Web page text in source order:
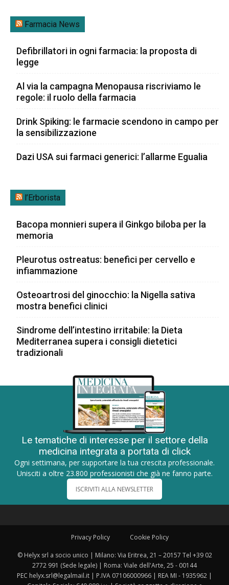
Farmacia News
Defibrillatori in ogni farmacia: la proposta di
legge
Al via la campagna Menopausa riscriviamo le
regole: il ruolo della farmacia
Drink Spiking: le farmacie scendono in campo per
la sensibilizzazione
Dazi USA sui farmaci generici: l’allarme Egualia
l’Erborista
Bacopa monnieri supera il Ginkgo biloba per la
memoria
Pleurotus ostreatus: benefici per cervello e
infiammazione
Osteoartrosi del ginocchio: la Nigella sativa
mostra benefici clinici
Sindrome dell’intestino irritabile: la Dieta
Mediterranea supera i consigli dietetici
tradizionali
Le tematiche di interesse per il settore della
medicina integrata a portata di click
Ogni settimana, per supportare la tua crescita professionale.
Unisciti a oltre 23.800 professionisti che già ne fanno parte.
ISCRIVITI ALLA NEWSLETTER
Privacy Policy Cookie Policy
© Helyx srl a socio unico | Milano: Via Eritrea, 21 – 20157 Tel +39 02
2772 991 (Sede legale) | Roma: Viale dell'Arte, 25 - 00144
PEC helyx.srl@legalmail.it | P.IVA 07106000966 | REA MI - 1935962 |